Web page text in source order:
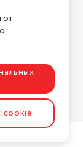
от
cookie